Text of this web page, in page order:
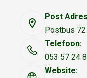
Post
Postbus
Telefoon:
053 57 24
Website: